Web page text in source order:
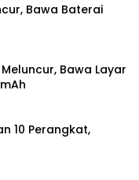
Bawa Baterai
Bawa Layar
10 Perangkat,